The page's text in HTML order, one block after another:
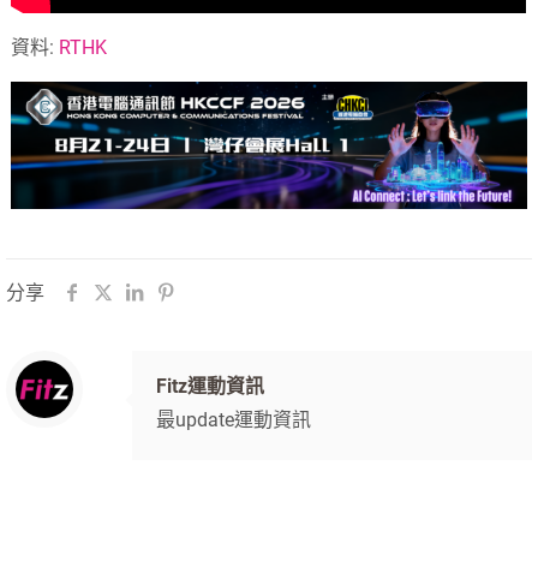
資料: RTHK
分享
Fitz運動資訊
最update運動資訊